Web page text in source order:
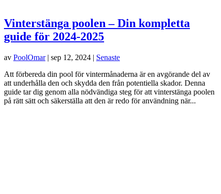
Vinterstänga poolen – Din kompletta
guide för 2024-2025
av PoolOmar| sep 12, 2024 | Senaste
Att förbereda din pool för vintermånaderna är en avgörande del av
att underhålla den och skydda den från potentiella skador. Denna
guide tar dig genom alla nödvändiga steg för att vinterstänga poolen
på rätt sätt och säkerställa att den är redo för användning när...